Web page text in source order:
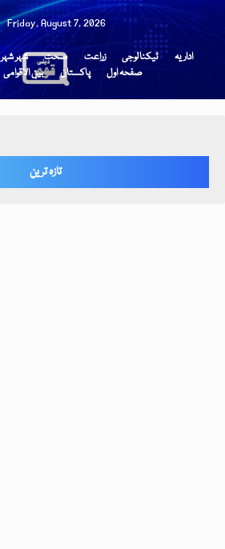
Friday, August 7, 2026
شہر شہر صحت زراعت ٹیکنالوجی
اداریہ
بین الاقوامی پاکستان صفحہ اول
تازہ ترین